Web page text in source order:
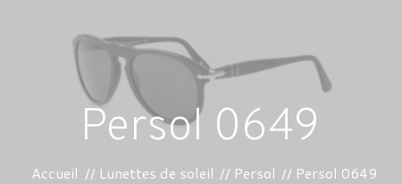
Persol 0649
Accueil Lunettes de soleil Persol Persol 0649